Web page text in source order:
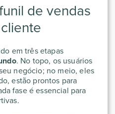
de vendas
em três etapas
. No topo, os usuários
negócio; no meio, eles
estão prontos para
fase é essencial para